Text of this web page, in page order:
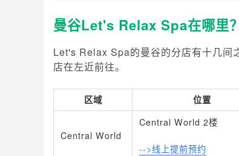
曼谷Let's Relax Spa在哪里？
Let's Relax Spa的曼谷的分店有十几间
店在左近前往。
区域 位置
Central World
Central World 2楼
-->线上提前预约